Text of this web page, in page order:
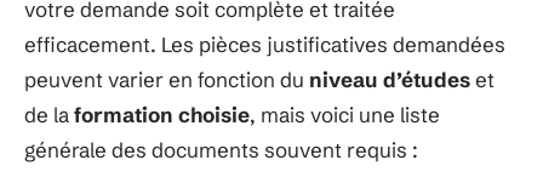
votre demande soit complète et traitée
efficacement. Les pièces justificatives demandées
peuvent varier en fonction du niveau d’étudeset
de laformation choisie, mais voici une liste
générale des documents souvent requis :